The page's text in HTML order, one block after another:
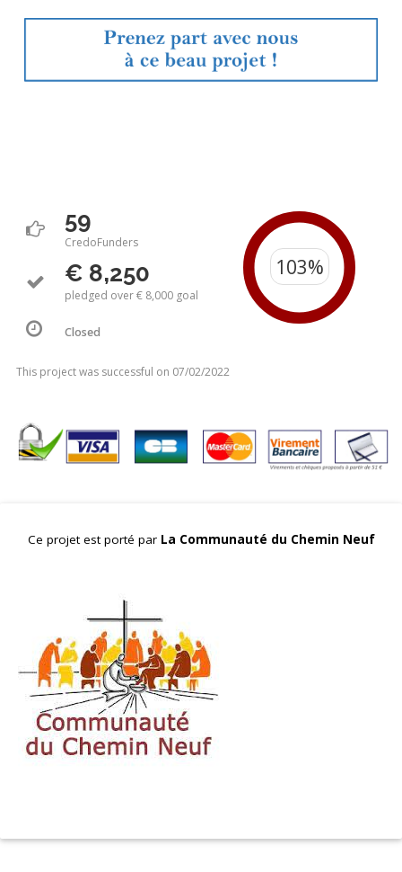
59
CredoFunders
€ 8,250
pledged over € 8,000 goal
Closed
This project was successful on 07/02/2022
Ce projet est porté par La Communauté du Chemin Neuf